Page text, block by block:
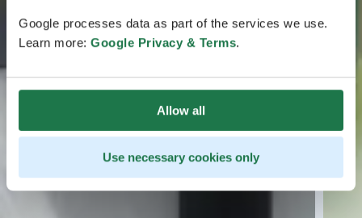
Google processes data as part of the services we use.
Learn more: Google Privacy & Terms.
Allow all
Use necessary cookies only